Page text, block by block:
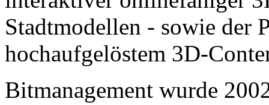
Stadtmodellen - sowie der
hochaufgelöstem 3D-
Bitmanagement wurde